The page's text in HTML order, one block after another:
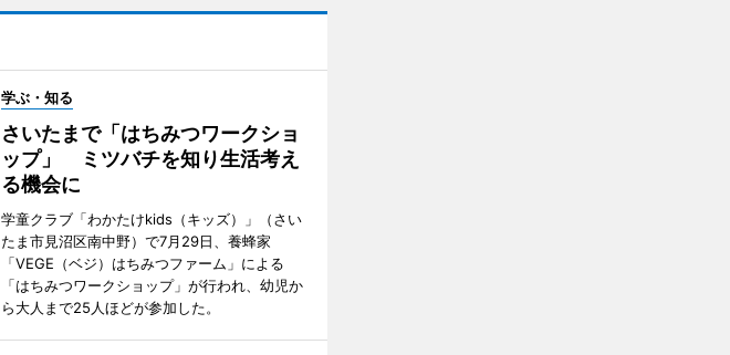
学ぶ・知る
さいたまで「はちみつワークショ
ップ」 ミツバチを知り生活考え
る機会に
学童クラブ「わかたけkids（キッズ）」（さい
たま市見沼区南中野）で7月29日、養蜂家
「VEGE（ベジ）はちみつファーム」による
「はちみつワークショップ」が行われ、幼児か
ら大人まで25人ほどが参加した。